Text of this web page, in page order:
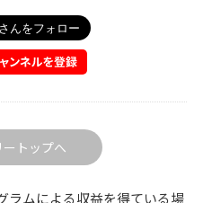
ートップへ
ラムによる収益を得ている場